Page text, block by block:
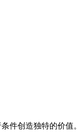
件创造独特的价值。